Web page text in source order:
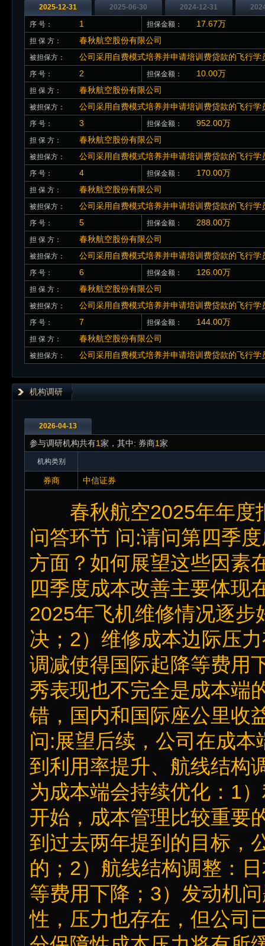
2025-12-31 2025-06-30 2024-12-31
序 号： 1 担保金额： 17.67万
担 保 方： 春秋航空股份有限公司
被担保方： 公司采用自费模式培养并申请培训费贷款的飞行学
序 号： 2 担保金额： 10.00万
担 保 方： 春秋航空股份有限公司
被担保方： 公司采用自费模式培养并申请培训费贷款的飞行学
序 号： 3 担保金额： 952.00万
担 保 方： 春秋航空股份有限公司
被担保方： 公司采用自费模式培养并申请培训费贷款的飞行学
序 号： 4 担保金额： 170.00万
担 保 方： 春秋航空股份有限公司
被担保方： 公司采用自费模式培养并申请培训费贷款的飞行学
序 号： 5 担保金额： 288.00万
担 保 方： 春秋航空股份有限公司
被担保方： 公司采用自费模式培养并申请培训费贷款的飞行学
序 号： 6 担保金额： 126.00万
担 保 方： 春秋航空股份有限公司
被担保方： 公司采用自费模式培养并申请培训费贷款的飞行学
序 号： 7 担保金额： 144.00万
担 保 方： 春秋航空股份有限公司
被担保方： 公司采用自费模式培养并申请培训费贷款的飞行学
机构调研
2026-04-13
参与调研机构共有1家，其中: 券商1家
机构类别
券商 中信证券
春秋航空2025年年度
问答环节 问:请问第四季
方面？如何展望这些因素
四季度成本改善主要体现
2025年飞机维修情况逐
决；2）维修成本边际压
调减使得国际起降等费用
秀表现也不完全是成本端
错，国内和国际座公里收
问:展望后续，公司在成
到利用率提升、航线结构
为成本端会持续优化：1
开始，成本管理比较重要
到过去两年提到的目标，
的；2）航线结构调整：
等费用下降；3）发动机
性，压力也存在，但公司